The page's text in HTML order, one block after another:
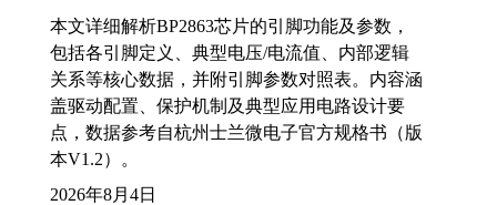
本文详细解析BP2863芯片的引脚功能及参数，
包括各引脚定义、典型电压/电流值、内部逻辑
关系等核心数据，并附引脚参数对照表。内容涵
盖驱动配置、保护机制及典型应用电路设计要
点，数据参考自杭州士兰微电子官方规格书（版
本V1.2）。
2026年8月4日